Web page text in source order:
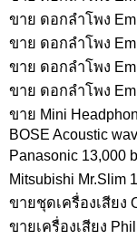
ขาย ดอกลำโพง
ขาย ดอกลำโพง
ขาย ดอกลำโพง
ขาย ดอกลำโพง
ขาย Mini
BOSE Acoustic
Panasonic
Mitsubishi
ขายชุดเครื่องเสียง
ขายเครื่องเสียง